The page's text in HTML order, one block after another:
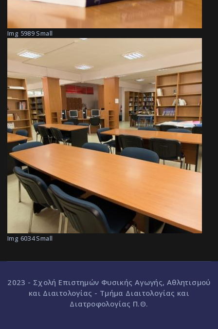
Img 5989 Small
Img 6034 Small
2023 - Σχολή Επιστημών Φυσικής Αγωγής, Αθλητισμού
και Διαιτολογίας - Τμήμα Διαιτολογίας και
Διατροφολογίας Π.Θ.